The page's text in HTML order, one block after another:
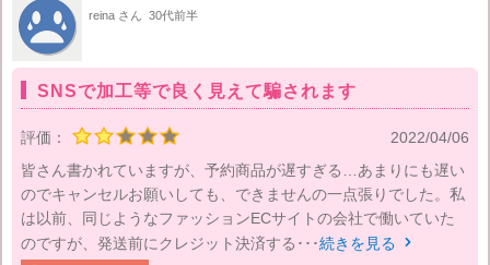
reina さん 30代前半
SNSで加工等で良く見えて騙されます
評価：
2022/04/06
皆さん書かれていますが、予約商品が遅すぎる…あまりにも遅い
のでキャンセルお願いしても、できませんの一点張りでした。私
は以前、同じようなファッションECサイトの会社で働いていた
のですが、発送前にクレジット決済する･･･続きを見る 